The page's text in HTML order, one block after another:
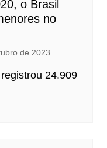
o Brasil
no
de 2023
24.909